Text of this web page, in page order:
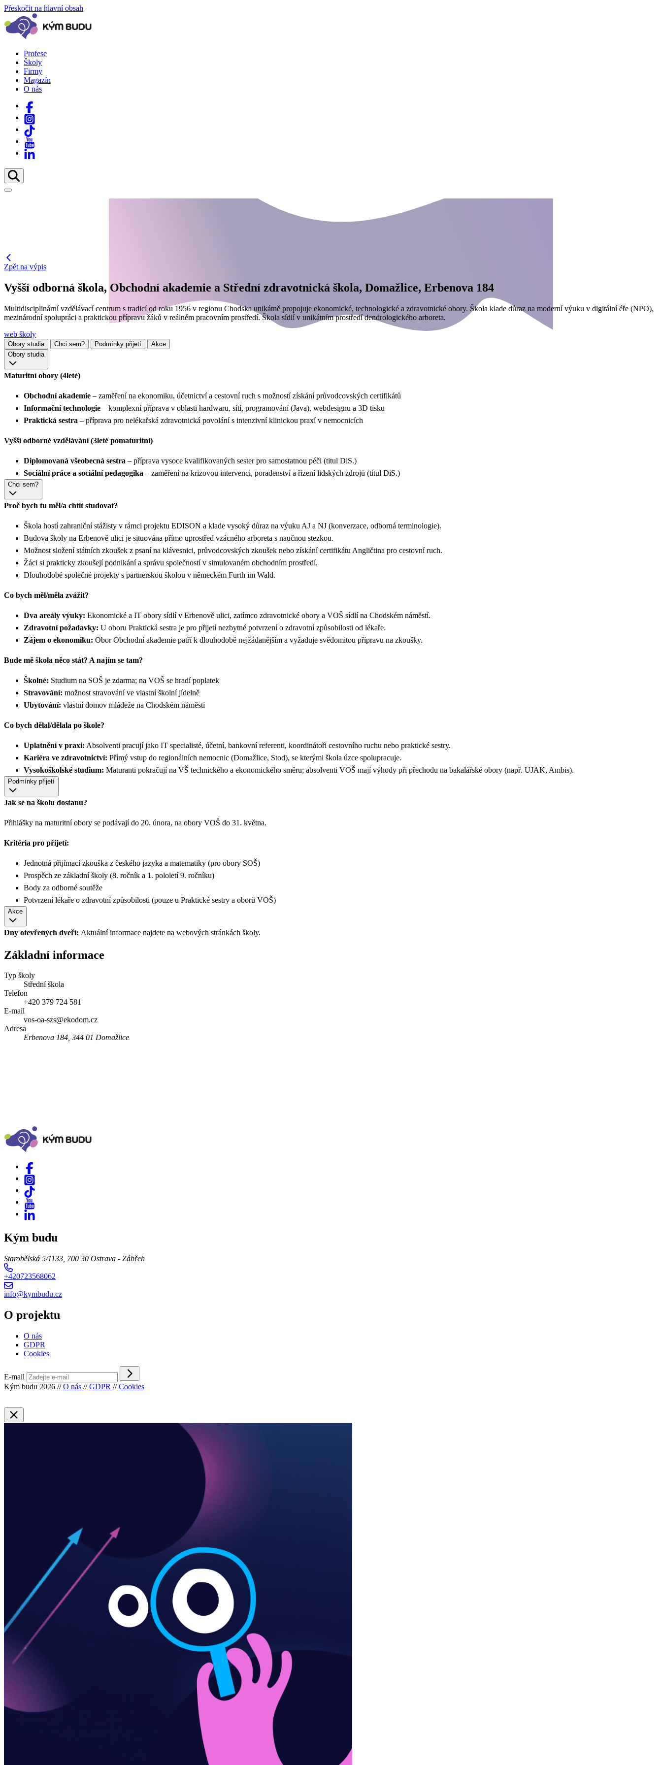
Přeskočit na hlavní obsah
Profese
Školy
Firmy
Magazín
O nás
Zpět na výpis
Vyšší odborná škola, Obchodní akademie a Střední zdravotnická škola, Domažlice, Erbenova 184
Multidisciplinární vzdělávací centrum s tradicí od roku 1956 v regionu Chodska unikátně propojuje ekonomické, technologické a zdravotnické obory. Škola klade důraz na moderní výuku v digitální éře (NPO),
mezinárodní spolupráci a praktickou přípravu žáků v reálném pracovním prostředí. Škola sídlí v unikátním prostředí dendrologického arboreta.
web školy
Obory studia Chci sem? Podmínky přijetí
Akce
Obory studia
Maturitní obory (4leté)
Obchodní akademie – zaměření na ekonomiku, účetnictví a cestovní ruch s možností získání průvodcovských certifikátů
Informační technologie – komplexní příprava v oblasti hardwaru, sítí, programování (Java), webdesignu a 3D tisku
Praktická sestra – příprava pro nelékařská zdravotnická povolání s intenzivní klinickou praxí v nemocnicích
Vyšší odborné vzdělávání (3leté pomaturitní)
Diplomovaná všeobecná sestra – příprava vysoce kvalifikovaných sester pro samostatnou péči (titul DiS.)
Sociální práce a sociální pedagogika – zaměření na krizovou intervenci, poradenství a řízení lidských zdrojů (titul DiS.)
Chci sem?
Proč bych tu měl/a chtít studovat?
Škola hostí zahraniční stážisty v rámci projektu EDISON a klade vysoký důraz na výuku AJ a NJ (konverzace, odborná terminologie).
Budova školy na Erbenově ulici je situována přímo uprostřed vzácného arboreta s naučnou stezkou.
Možnost složení státních zkoušek z psaní na klávesnici, průvodcovských zkoušek nebo získání certifikátu Angličtina pro cestovní ruch.
Žáci si prakticky zkoušejí podnikání a správu společností v simulovaném obchodním prostředí.
Dlouhodobé společné projekty s partnerskou školou v německém Furth im Wald.
Co bych měl/měla zvážit?
Dva areály výuky: Ekonomické a IT obory sídlí v Erbenově ulici, zatímco zdravotnické obory a VOŠ sídlí na Chodském náměstí.
Zdravotní požadavky: U oboru Praktická sestra je pro přijetí nezbytné potvrzení o zdravotní způsobilosti od lékaře.
Zájem o ekonomiku: Obor Obchodní akademie patří k dlouhodobě nejžádanějším a vyžaduje svědomitou přípravu na zkoušky.
Bude mě škola něco stát? A najím se tam?
Školné: Studium na SOŠ je zdarma; na VOŠ se hradí poplatek
Stravování: možnost stravování ve vlastní školní jídelně
Ubytování: vlastní domov mládeže na Chodském náměstí
Co bych dělal/dělala po škole?
Uplatnění v praxi: Absolventi pracují jako IT specialisté, účetní, bankovní referenti, koordinátoři cestovního ruchu nebo praktické sestry.
Kariéra ve zdravotnictví: Přímý vstup do regionálních nemocnic (Domažlice, Stod), se kterými škola úzce spolupracuje.
Vysokoškolské studium: Maturanti pokračují na VŠ technického a ekonomického směru; absolventi VOŠ mají výhody při přechodu na bakalářské obory (např. UJAK, Ambis).
Podmínky přijetí
Jak se na školu dostanu?
Přihlášky na maturitní obory se podávají do 20. února, na obory VOŠ do 31. května.
Kritéria pro přijetí:
Jednotná přijímací zkouška z českého jazyka a matematiky (pro obory SOŠ)
Prospěch ze základní školy (8. ročník a 1. pololetí 9. ročníku)
Body za odborné soutěže
Potvrzení lékaře o zdravotní způsobilosti (pouze u Praktické sestry a oborů VOŠ)
Akce
Dny otevřených dveří: Aktuální informace najdete na webových stránkách školy.
Základní informace
Typ školy
Střední škola
Telefon
+420 379 724 581
E-mail
vos-oa-szs@ekodom.cz
Adresa
Erbenova 184, 344 01 Domažlice
Kým budu
Starobělská 5/1133, 700 30 Ostrava - Zábřeh
+420723568062
info@kymbudu.cz
O projektu
O nás
GDPR
Cookies
E-mail
Kým budu 2026 // O nás // GDPR // Cookies